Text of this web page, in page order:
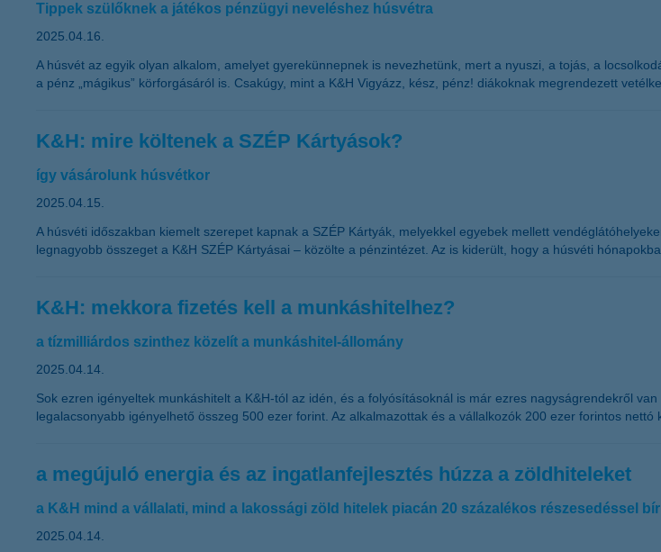
Tippek szülőknek a játékos pénzügyi neveléshez húsvétra
2025.04.16.
A húsvét az egyik olyan alkalom, amelyet gyerekünnepnek is nevezhetünk, mert a nyuszi, a tojás, a
a pénz „mágikus” körforgásáról is. Csakúgy, mint a K&H Vigyázz, kész, pénz! diákoknak megrendezett
K&H: mire költenek a SZÉP Kártyások?
így vásárolunk húsvétkor
2025.04.15.
A húsvéti időszakban kiemelt szerepet kapnak a SZÉP Kártyák, melyekkel egyebek mellett
legnagyobb összeget a K&H SZÉP Kártyásai – közölte a pénzintézet. Az is kiderült, hogy a húsvéti
K&H: mekkora fizetés kell a munkáshitelhez?
a tízmilliárdos szinthez közelít a munkáshitel-állomány
2025.04.14.
Sok ezren igényeltek munkáshitelt a K&H-tól az idén, és a folyósításoknál is már ezres nagyságrendekről
legalacsonyabb igényelhető összeg 500 ezer forint. Az alkalmazottak és a vállalkozók 200 ezer forintos nettó
a megújuló energia és az ingatlanfejlesztés húzza a zöldhiteleket
a K&H mind a vállalati, mind a lakossági zöld hitelek piacán 20 százalékos részesedéssel bír
2025.04.14.